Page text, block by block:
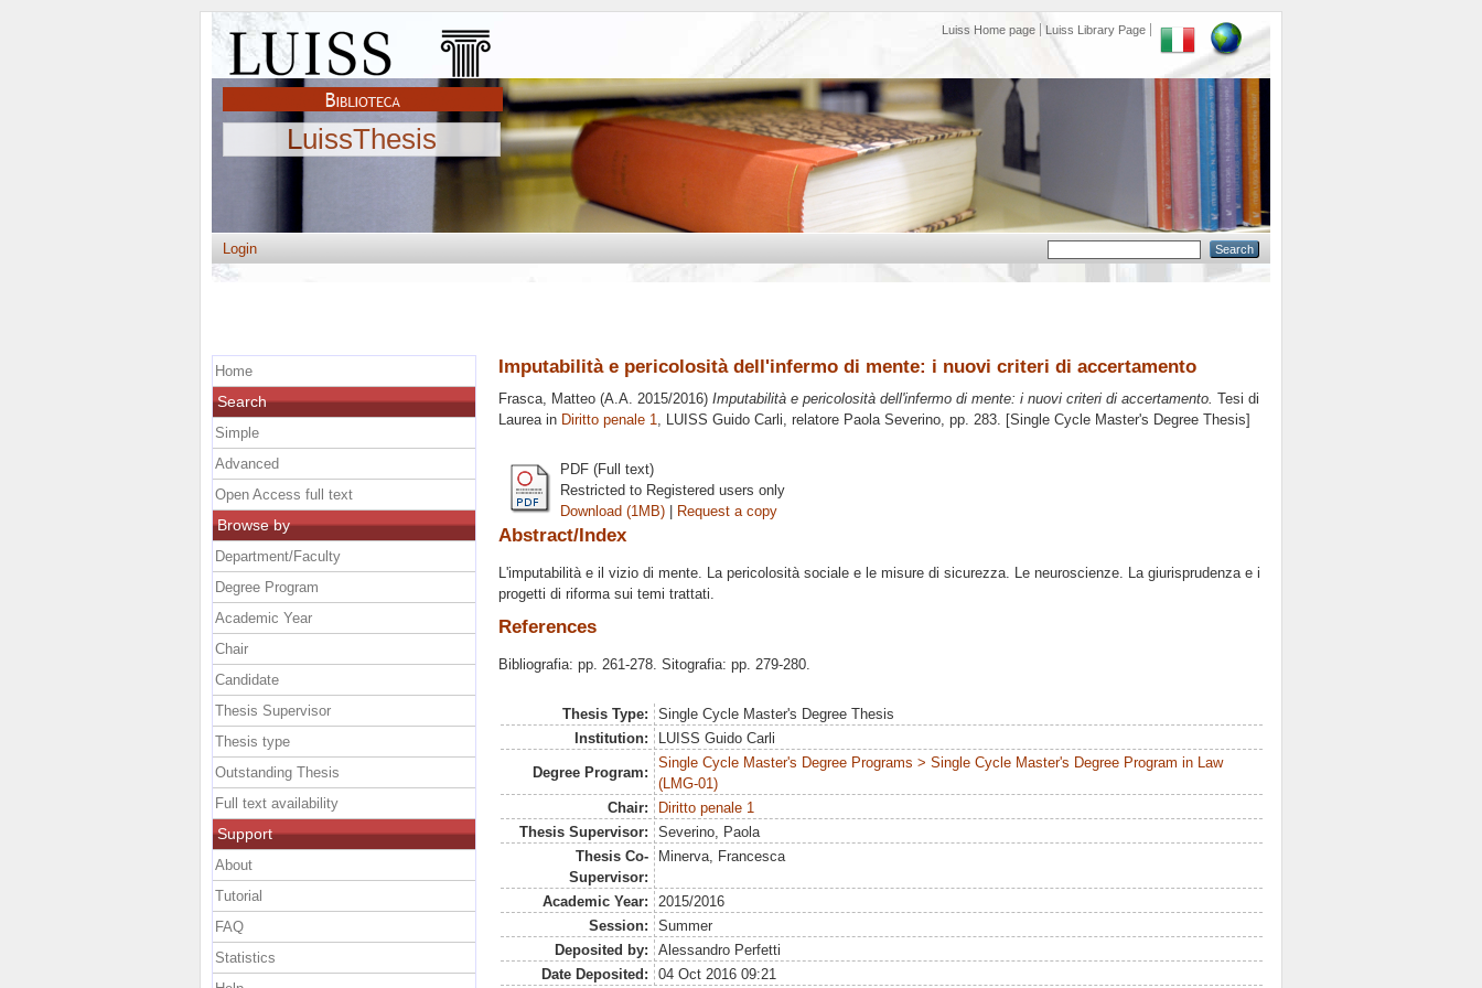
Luiss Home page Luiss Library Page
LuissThesis
Login
Imputabilità e pericolosità dell'infermo di mente: i nuovi criteri di accertamento
Frasca, Matteo (A.A. 2015/2016) Imputabilità e pericolosità dell'infermo di mente: i nuovi criteri di accertamento. Tesi di
Laurea in Diritto penale 1, LUISS Guido Carli, relatore Paola Severino, pp. 283. [Single Cycle Master's Degree Thesis]
PDF (Full text)
Restricted to Registered users only
Download (1MB) | Request a copy
Abstract/Index
L'imputabilità e il vizio di mente. La pericolosità sociale e le misure di sicurezza. Le neuroscienze. La giurisprudenza e i
progetti di riforma sui temi trattati.
References
Bibliografia: pp. 261-278. Sitografia: pp. 279-280.
Thesis Type:
Single Cycle Master's Degree Thesis
Institution:
LUISS Guido Carli
Degree Program:
Single Cycle Master's Degree Programs > Single Cycle Master's Degree Program in Law
(LMG-01)
Chair:
Diritto penale 1
Thesis Supervisor:
Severino, Paola
Thesis Co-
Supervisor:
Minerva, Francesca
Academic Year:
2015/2016
Session:
Summer
Deposited by:
Alessandro Perfetti
Date Deposited:
04 Oct 2016 09:21
Home
Search
Simple
Advanced
Open Access full text
Browse by
Department/Faculty
Degree Program
Academic Year
Chair
Candidate
Thesis Supervisor
Thesis type
Outstanding Thesis
Full text availability
Support
About
Tutorial
FAQ
Statistics